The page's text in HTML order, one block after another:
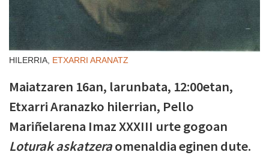
HILERRIA, ETXARRI ARANATZ
Maiatzaren 16an, larunbata, 12:00etan,
Etxarri Aranazko hilerrian, Pello
Mariñelarena Imaz XXXIII urte gogoan
Loturak askatzeraomenaldia eginen dute.